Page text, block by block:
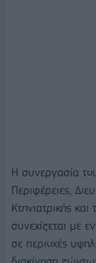
Η συνεργασία
Περιφέρειες,
Κτηνιατρικής και
συνεχίζεται με
σε περιοχές